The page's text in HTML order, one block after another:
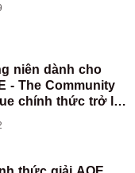
niên dành cho
- The Community
chính thức trở lại